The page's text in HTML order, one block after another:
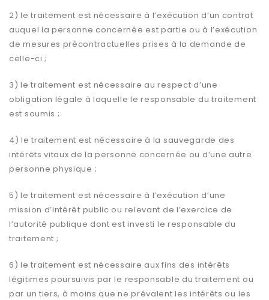
2) le traitement est nécessaire à l’exécution d’un contrat
auquel la personne concernée est partie ou à l’exécution
de mesures précontractuelles prises à la demande de
celle-ci ;
3) le traitement est nécessaire au respect d’une
obligation légale à laquelle le responsable du traitement
est soumis ;
4) le traitement est nécessaire à la sauvegarde des
intérêts vitaux de la personne concernée ou d’une autre
personne physique ;
5) le traitement est nécessaire à l’exécution d’une
mission d’intérêt public ou relevant de l’exercice de
l’autorité publique dont est investi le responsable du
traitement ;
6) le traitement est nécessaire aux fins des intérêts
légitimes poursuivis par le responsable du traitement ou
par un tiers, à moins que ne prévalent les intérêts ou les